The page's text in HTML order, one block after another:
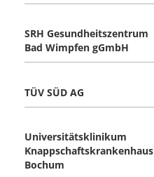
SRH Gesundheitszentrum
Bad Wimpfen gGmbH
TÜV SÜD AG
Universitätsklinikum
Knappschaftskrankenhaus
Bochum